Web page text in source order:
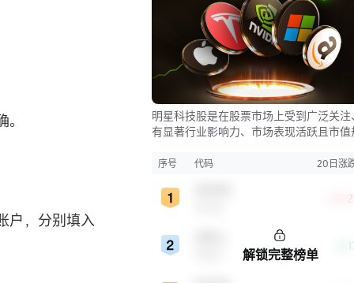
户，分别填入
明星科技股是在股票市场上受到广泛关注
有显著行业影响力、市场表现活跃且市值
新、市场份额、品牌知名度、盈利能力
股市，特别是科技行业板块乃至全球经
显著影响。
序号 代码 20日涨
-
解锁完整榜单